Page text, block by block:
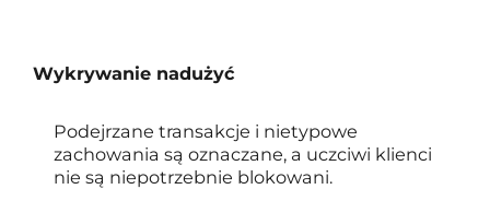
Wykrywanie nadużyć
Podejrzane transakcje i nietypowe
zachowania są oznaczane, a uczciwi klienci
nie są niepotrzebnie blokowani.